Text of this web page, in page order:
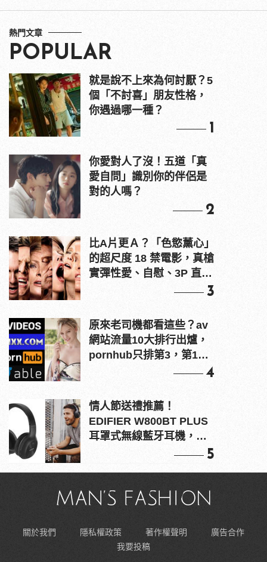
熱門文章
POPULAR
就是說不上來為何討厭？5
個「不討喜」朋友性格，
你遇過哪一種？
1
你愛對人了沒！五道「真
愛自問」識別你的伴侶是
對的人嗎？
2
比A片更Ａ？「色慾薰心」
的超尺度 18 禁電影，真槍
實彈性愛、自慰、3P 直接
3
原來老司機都看這些？av
網站流量10大排行出爐，
pornhub只排第3，第1名
4
情人節送禮推薦！
EDIFIER W800BT PLUS
耳罩式無線藍牙耳機，在
5
關於我們 隱私權政策 著作權聲明
廣告合作
我要投稿